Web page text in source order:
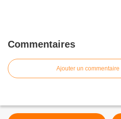
Commentaires
Ajouter un commentaire